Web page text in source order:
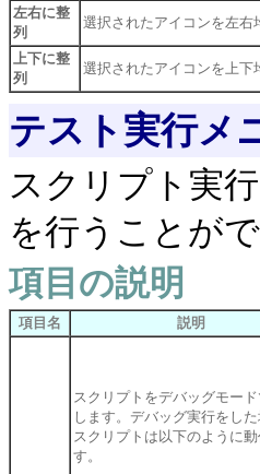
左右に整
列
選択されたアイコンを左右
上下に整
列
選択されたアイコンを上下
テスト実行メ
スクリプト実
を行うことがで
項目の説明
項目名 説明
スクリプトをデバッグモー
します。デバッグ実行をした
スクリプトは以下のように動
す。